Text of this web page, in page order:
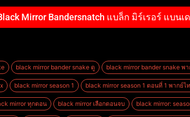
Mirror Bandersnatch แบล็ก มิร์เรอร์ แบน
black mirror bander snake ดู black mirror bander snake พ
black mirror season 1 black mirror season 1 ตอนที่ 1 พากย์ไ
mirror ทุกตอน black mirror เลือกตอนจบ black mirror: